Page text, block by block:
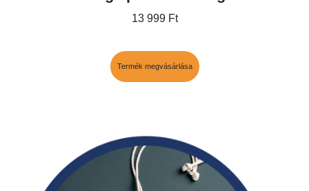
13 999 Ft
Termék megvásárlása